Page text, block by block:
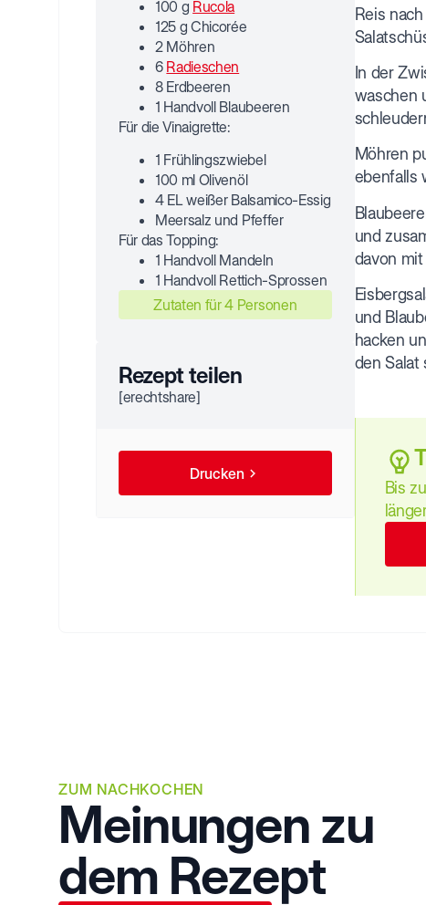
100 g Rucola
125 g Chicorée
2 Möhren
6 Radieschen
8 Erdbeeren
1 Handvoll Blaubeeren
Für die Vinaigrette:
1 Frühlingszwiebel
100 ml Olivenöl
4 EL weißer Balsamico-Essig
Meersalz und Pfeffer
Für das Topping:
1 Handvoll Mandeln
1 Handvoll Rettich-Sprossen
Zutaten für 4 Personen
Rezept teilen
[erechtshare]
Drucken
Reis
In der
waschen
Möhren
ebenfalls
und
davon
und
hacken
den Salat
Bis
ZUM NACHKOCHEN
Meinungen zu
dem Rezept